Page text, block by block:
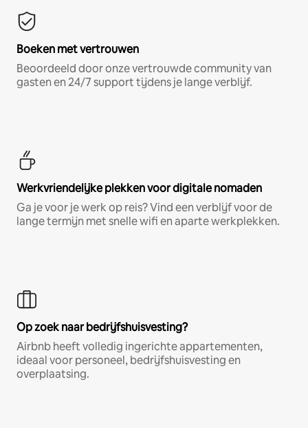
Boeken met vertrouwen
Beoordeeld door onze vertrouwde community van
gasten en 24/7 support tijdens je lange verblijf.
Werkvriendelijke plekken voor digitale nomaden
Ga je voor je werk op reis? Vind een verblijf voor de
lange termijn met snelle wifi en aparte werkplekken.
Op zoek naar bedrijfshuisvesting?
Airbnb heeft volledig ingerichte appartementen,
ideaal voor personeel, bedrijfshuisvesting en
overplaatsing.